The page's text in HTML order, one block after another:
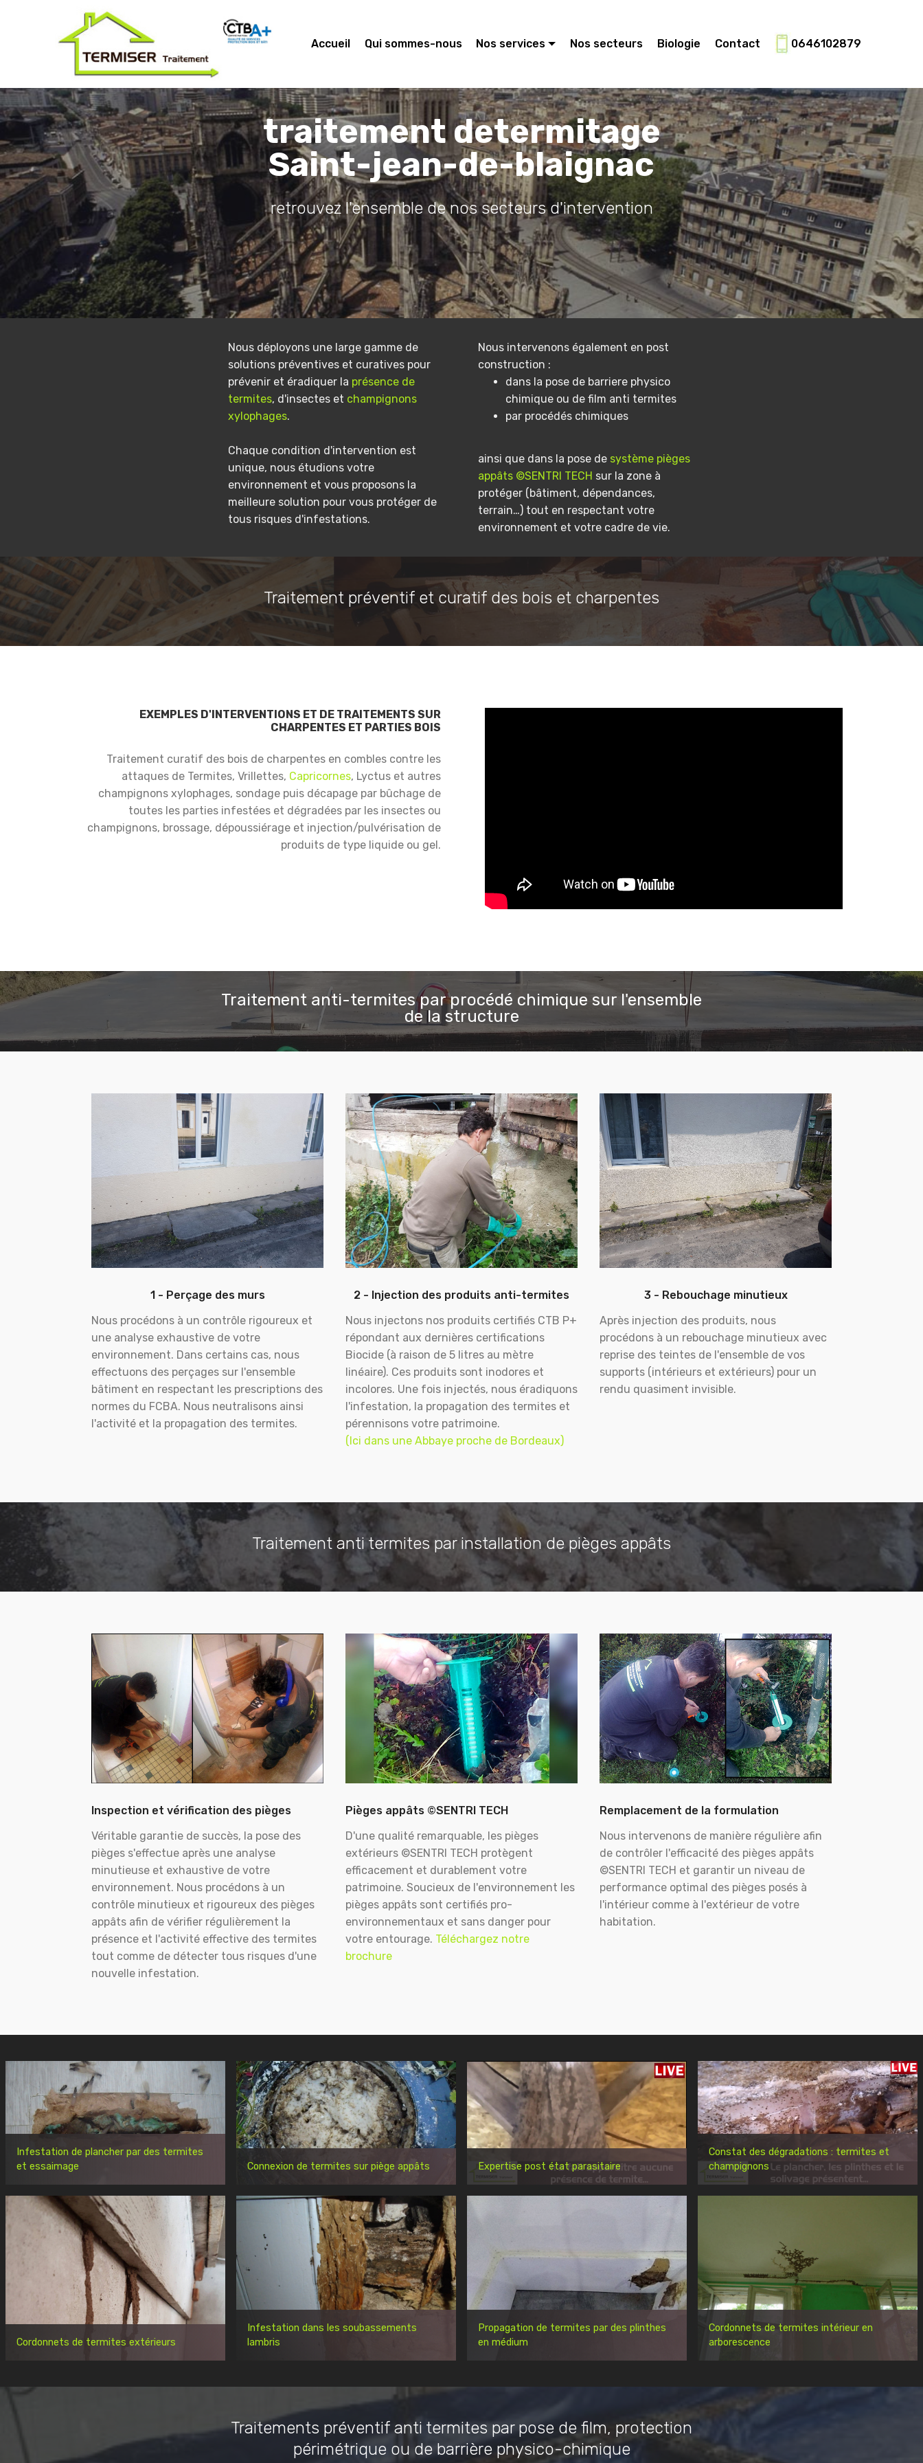
Accueil Qui sommes-nous Nos services Nos secteurs Biologie Contact 0646102879
traitement determitage
Saint-jean-de-blaignac
retrouvez l'ensemble de nos secteurs d'intervention
Nous déployons une large gamme de
solutions préventives et curatives pour
prévenir et éradiquer la présence de
termites, d'insectes et champignons
xylophages.
Chaque condition d'intervention est
unique, nous étudions votre
environnement et vous proposons la
meilleure solution pour vous protéger de
tous risques d'infestations.
Nous intervenons également en post
construction :
dans la pose de barriere physico
chimique ou de film anti termites
par procédés chimiques
ainsi que dans la pose de système pièges
appâts ©SENTRI TECH sur la zone à
protéger (bâtiment, dépendances,
terrain…) tout en respectant votre
environnement et votre cadre de vie.
Traitement préventif et curatif des bois et charpentes
EXEMPLES D'INTERVENTIONS ET DE TRAITEMENTS SUR
CHARPENTES ET PARTIES BOIS
Traitement curatif des bois de charpentes en combles contre les
attaques de Termites, Vrillettes, Capricornes, Lyctus et autres
champignons xylophages, sondage puis décapage par bûchage de
toutes les parties infestées et dégradées par les insectes ou
champignons, brossage, dépoussiérage et injection/pulvérisation de
produits de type liquide ou gel.
Traitement anti-termites par procédé chimique sur l'ensemble
de la structure
1 - Perçage des murs
Nous procédons à un contrôle rigoureux et
une analyse exhaustive de votre
environnement. Dans certains cas, nous
effectuons des perçages sur l'ensemble
bâtiment en respectant les prescriptions des
normes du FCBA. Nous neutralisons ainsi
l'activité et la propagation des termites.
2 - Injection des produits anti-termites
Nous injectons nos produits certifiés CTB P+
répondant aux dernières certifications
Biocide (à raison de 5 litres au mètre
linéaire). Ces produits sont inodores et
incolores. Une fois injectés, nous éradiquons
l'infestation, la propagation des termites et
pérennisons votre patrimoine.
(Ici dans une Abbaye proche de Bordeaux)
3 - Rebouchage minutieux
Après injection des produits, nous
procédons à un rebouchage minutieux avec
reprise des teintes de l'ensemble de vos
supports (intérieurs et extérieurs) pour un
rendu quasiment invisible.
Traitement anti termites par installation de pièges appâts
Inspection et vérification des pièges
Véritable garantie de succès, la pose des
pièges s'effectue après une analyse
minutieuse et exhaustive de votre
environnement. Nous procédons à un
contrôle minutieux et rigoureux des pièges
appâts afin de vérifier régulièrement la
présence et l'activité effective des termites
tout comme de détecter tous risques d'une
nouvelle infestation.
Pièges appâts ©SENTRI TECH
D'une qualité remarquable, les pièges
extérieurs ©SENTRI TECH protègent
efficacement et durablement votre
patrimoine. Soucieux de l'environnement les
pièges appâts sont certifiés pro-
environnementaux et sans danger pour
votre entourage. Téléchargez notre
brochure
Remplacement de la formulation
Nous intervenons de manière régulière afin
de contrôler l'efficacité des pièges appâts
©SENTRI TECH et garantir un niveau de
performance optimal des pièges posés à
l'intérieur comme à l'extérieur de votre
habitation.
Infestation de plancher par des termites
et essaimage
Connexion de termites sur piège appâts Expertise post état parasitaire
Constat des dégradations : termites et
champignons
Cordonnets de termites extérieurs
Infestation dans les soubassements
lambris
Propagation de termites par des plinthes
en médium
Cordonnets de termites intérieur en
arborescence
Traitements préventif anti termites par pose de film, protection
périmétrique ou de barrière physico-chimique